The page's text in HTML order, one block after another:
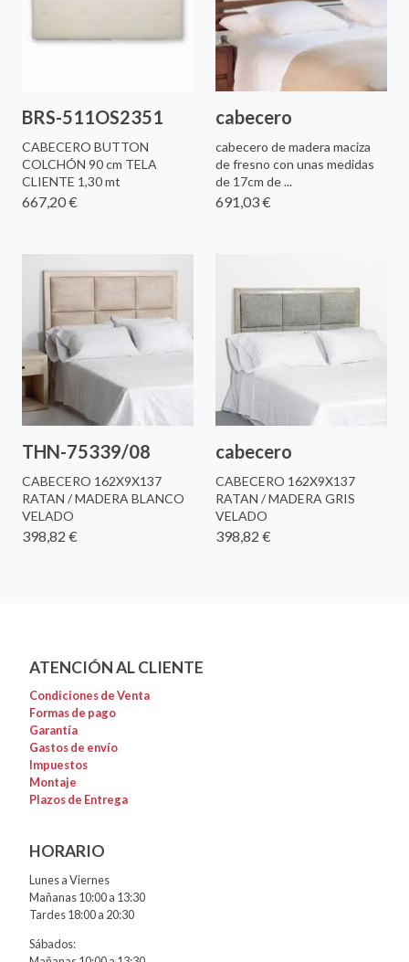
BRS-511OS2351
CABECERO BUTTON
COLCHÓN 90 cm TELA
CLIENTE 1,30 mt
667,20 €
cabecero
cabecero de madera maciza
de fresno con unas medidas
de 17cm de ...
691,03 €
THN-75339/08
CABECERO 162X9X137
RATAN / MADERA BLANCO
VELADO
398,82 €
cabecero
CABECERO 162X9X137
RATAN / MADERA GRIS
VELADO
398,82 €
ATENCIÓN AL CLIENTE
Condiciones de Venta
Formas de pago
Garantía
Gastos de envío
Impuestos
Montaje
Plazos de Entrega
HORARIO
Lunes a Viernes
Mañanas 10:00 a 13:30
Tardes 18:00 a 20:30
Sábados: